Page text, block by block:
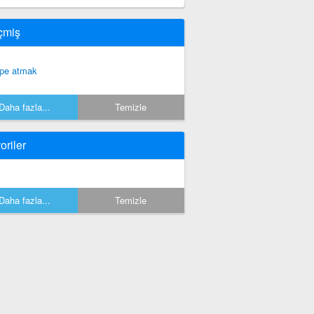
atmak
Daha fazla... Temizle
Daha fazla... Temizle